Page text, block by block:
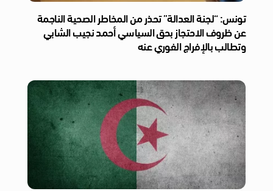
تونس: “لجنة العدالة” تحذر من المخاطر الصحية الناجمة
عن ظروف الاحتجاز بحق السياسي أحمد نجيب الشابي
وتطالب بالإفراج الفوري عنه